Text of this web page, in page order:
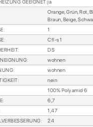
GE­EIG­NET:ja
Oran­ge, Grün, Rot,
Braun, Beige,
:
1
:
Cfl-s1
:
DS
:
woh­nen
:
woh­nen
:
nein
100% Po­ly­amid 6
:
6,7
1,47
:
24